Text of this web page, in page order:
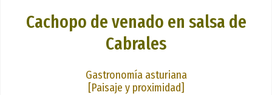
Cachopo de venado en salsa de
Cabrales
Gastronomía asturiana
[Paisaje y proximidad]